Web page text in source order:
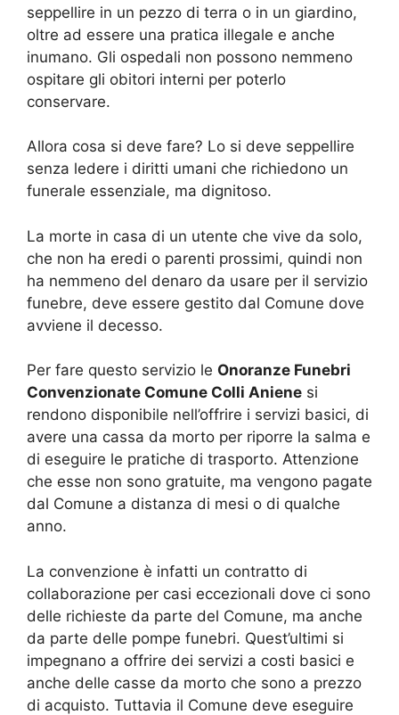
seppellire in un pezzo di terra o in un giardino,
oltre ad essere una pratica illegale e anche
inumano. Gli ospedali non possono nemmeno
ospitare gli obitori interni per poterlo
conservare.
Allora cosa si deve fare? Lo si deve seppellire
senza ledere i diritti umani che richiedono un
funerale essenziale, ma dignitoso.
La morte in casa di un utente che vive da solo,
che non ha eredi o parenti prossimi, quindi non
ha nemmeno del denaro da usare per il servizio
funebre, deve essere gestito dal Comune dove
avviene il decesso.
Per fare questo servizio le Onoranze Funebri
Convenzionate Comune Colli Aniene si
rendono disponibile nell’offrire i servizi basici, di
avere una cassa da morto per riporre la salma e
di eseguire le pratiche di trasporto. Attenzione
che esse non sono gratuite, ma vengono pagate
dal Comune a distanza di mesi o di qualche
anno.
La convenzione è infatti un contratto di
collaborazione per casi eccezionali dove ci sono
delle richieste da parte del Comune, ma anche
da parte delle pompe funebri. Quest’ultimi si
impegnano a offrire dei servizi a costi basici e
anche delle casse da morto che sono a prezzo
di acquisto. Tuttavia il Comune deve eseguire